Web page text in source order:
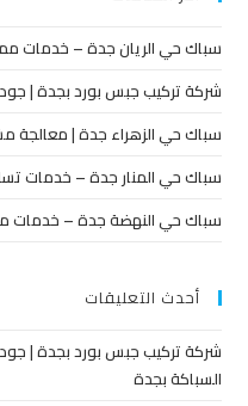
سباك حي الريان جدة – خدمات ممتازة
شركة تركيب جبس بورد بجدة | جودة وإبداع
سباك حي الزهراء جدة | معالجة مشكلات
سباك حي المنار جدة – خدمات تسليك
سباك حي النهضة جدة – خدمات ممتازة
أحدث التعليقات
شركة تركيب جبس بورد بجدة | جودة وإبداع
السباكة بجدة